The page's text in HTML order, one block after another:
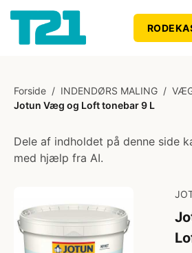
Forside / INDENDØRS MALING /
Jotun Væg og Loft tonebar 9 L
Dele af indholdet på denne side
med hjælp fra AI.